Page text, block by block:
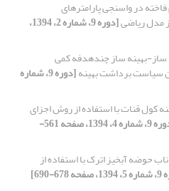
فاخته در واسنجی پارامترهای
مدل ریاضی [دوره 9، شماره 2، 1394،
ساز-بهینه ساز چندهدفه کمی
سیاست برداشت بهینه [دوره 9، شماره
کول قنات با استفاده از روش اجزای
[دوره 9، شماره 4، 1394، صفحه 561-
حوضه آبخیز اترک با استفاده از
690]